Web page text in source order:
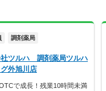
調剤薬局
社ツルハ 調剤薬局ツルハ
グ外旭川店
で成長！残業10時間未満